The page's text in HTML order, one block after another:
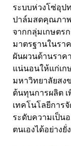
ระบบห่วงโซ่อุป
ปาล์มสดคุณภาพ
จากกลุ่มเกษตร
มาตรฐานในรา
ผันผวนด้านราค
แน่นอนให้แก่เก
มหาวิทยาลัยสง
ต้นทุนการผลิต
เทคโนโลยีการ
ระดับความเป็น
ตนเองได้อย่างยั่